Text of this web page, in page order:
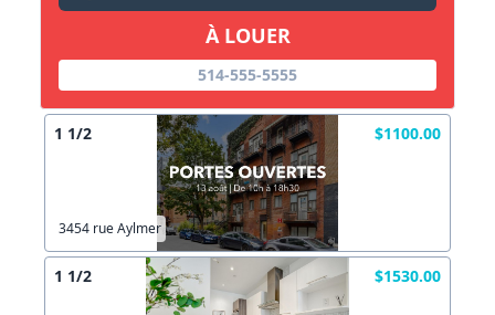
À LOUER
514-555-5555
1 1/2 $1100.00
3454 rue Aylmer
1 1/2 $1530.00
X Fermer